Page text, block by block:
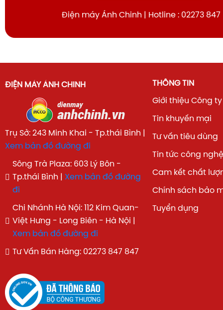
Điện máy Ánh Chinh | Hotline : 02273 847
ĐIỆN MÁY ÁNH CHINH
Trụ Sở: 243 Minh Khai - Tp.thái Bình |
Xem bản đồ đường đi
Sông Trà Plaza: 603 Lý Bôn -
Tp.thái Bình | Xem bản đồ đường
đi
Chi Nhánh Hà Nội: 112 Kim Quan-
Việt Hưng - Long Biên - Hà Nội |
Xem bản đồ đường đi
Tư Vấn Bán Hàng: 02273 847 847
THÔNG TIN
Giới thiệu Công ty
Tin khuyến mại
Tư vấn tiêu dùng
Tin tức công nghệ
Cam kết chất
Chính sách bảo
Tuyển dụng